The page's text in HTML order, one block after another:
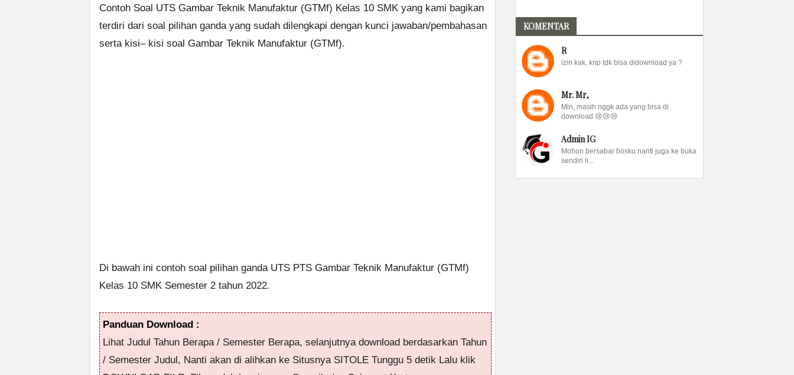
Contoh Soal UTS Gambar Teknik Manufaktur (GTMf) Kelas 10 SMK yang kami bagikan
terdiri dari soal pilihan ganda yang sudah dilengkapi dengan kunci jawaban/pembahasan
serta kisi– kisi soal Gambar Teknik Manufaktur (GTMf).
Di bawah ini contoh soal pilihan ganda UTS PTS Gambar Teknik Manufaktur (GTMf)
Kelas 10 SMK Semester 2 tahun 2022.
Panduan Download :
Lihat Judul Tahun Berapa / Semester Berapa, selanjutnya download berdasarkan Tahun
/ Semester Judul, Nanti akan di alihkan ke Situsnya SITOLE Tunggu 5 detik Lalu klik
KOMENTAR
R
izin kak, knp tdk bisa didownload ya ?
Mr. Mr,
Min, masih nggk ada yang bisa di
download 😢😢😢
Admin IG
Mohon bersabar bosku nanti juga ke buka
sendiri li...